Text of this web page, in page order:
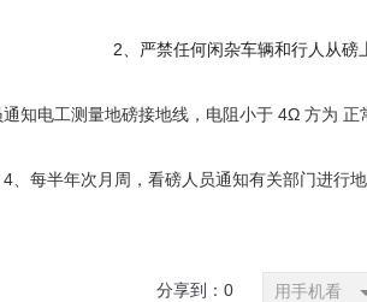
2、严禁任何闲杂车辆和行人从磅
知电工测量地磅接地线，电阻小于 4Ω 方为 正
4、每半年次月周，看磅人员通知有关部门进行
分享到： 0 用手机看